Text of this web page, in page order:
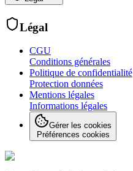
Légal
CGU
Conditions générales
Politique de confidentialité
Protection données
Mentions légales
Informations légales
Gérer les cookies
Préférences cookies